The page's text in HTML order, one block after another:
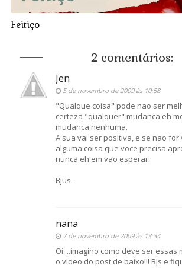
Feitiço
2 comentários:
Jen
5 de novembro de 2009 às 10:58
"Qualque coisa" pode nao ser
certeza "qualquer" mudanca eh
mudanca nenhuma.
A sua vai ser positiva, e se nao
alguma coisa que voce precisa
nunca eh em vao esperar.
Bjus.
nana
7 de novembro de 2009 às 13:34
Oi....imagino como deve ser essas
o video do post de baixo!!! Bjs e